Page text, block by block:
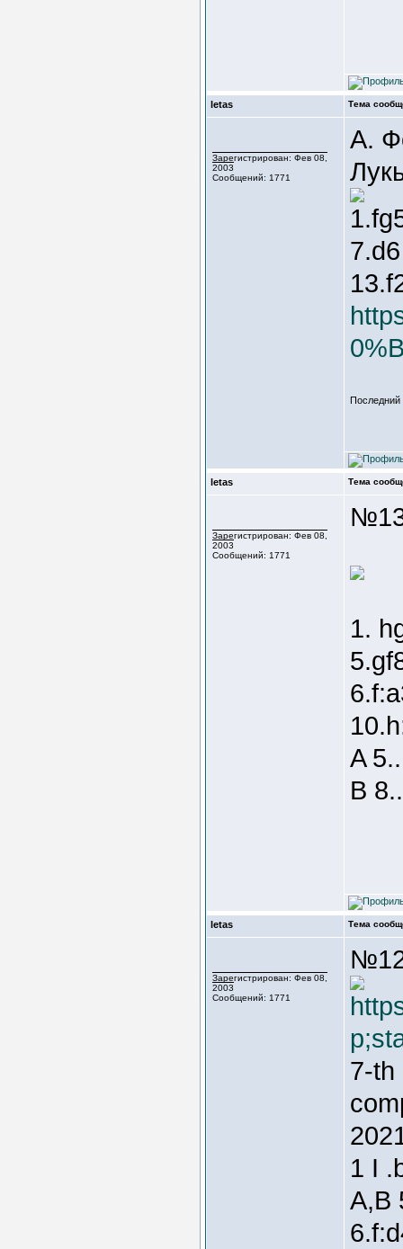
letas Тема
Зарегистрирован: Фев 08,
2003
Сообщений: 1771
А.
Последний
letas Тема
Зарегистрирован: Фев 08,
2003
Сообщений: 1771
1.
A
B
letas Тема
Зарегистрирован: Фев 08,
2003
Сообщений: 1771
7-th
1 I
A,B